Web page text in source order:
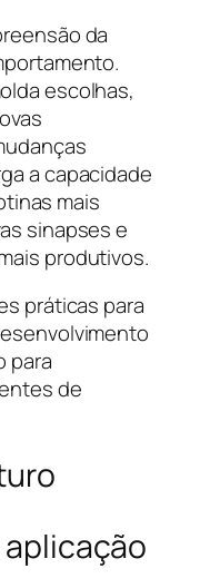
da
escolhas,
a capacidade
mais
sinapses e
produtivos.
práticas para
para
de